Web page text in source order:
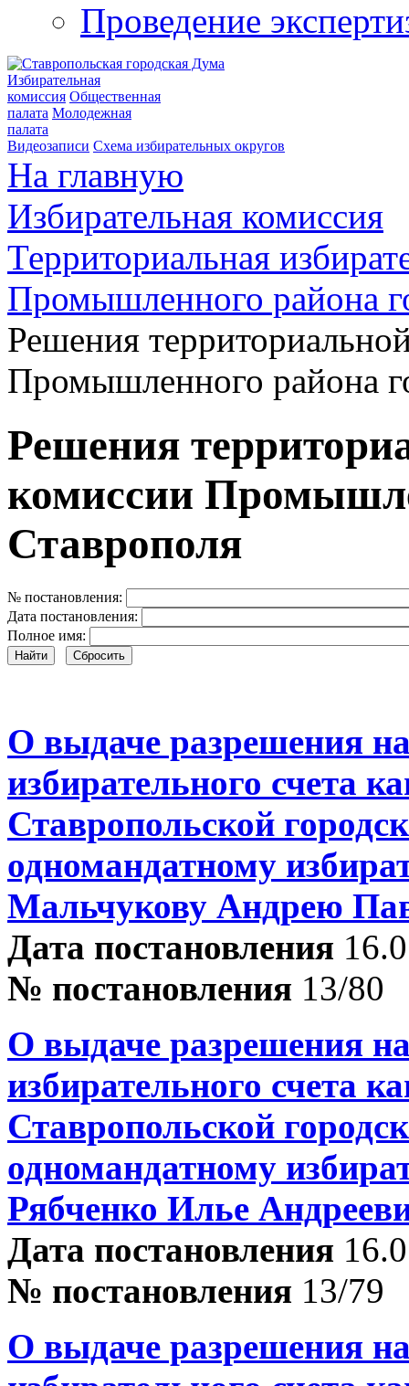
Проведение
Избирательная
комиссия Общественная
палата Молодежная
палата
Видеозаписи Схема избирательных округов
На главную
Избирательная комиссия
Территориальная
Промышленного района
Решения
Промышленного района
Решения
комиссии
Ставрополя
№ постановления:
Дата постановления:
Полное имя:
Найти Сбросить
О выдаче разрешения
избирательного счета
Ставропольской
одномандатному
Мальчукову Андрею
Дата постановления
№ постановления 13/80
О выдаче разрешения
избирательного счета
Ставропольской
одномандатному
Рябченко Илье
Дата постановления
№ постановления 13/79
О выдаче разрешения